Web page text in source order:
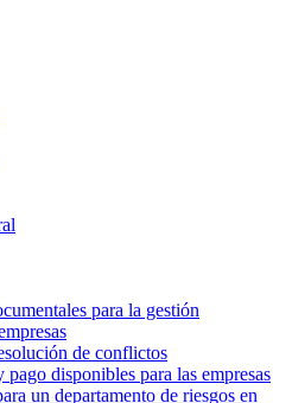
para la gestión
de conflictos
disponibles para las empresas
un departamento de riesgos en